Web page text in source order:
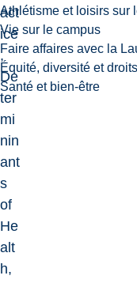
Athlétisme et loisirs sur
Vie sur le campus
Faire affaires avec la
Équité, diversité et
Santé et bien-être
act
ice
,
De
ter
mi
nin
ant
s
of
He
alt
h,